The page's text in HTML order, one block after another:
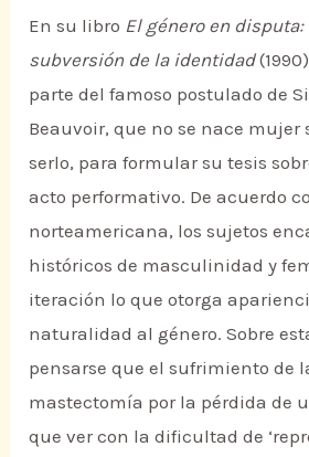
En su libro El género en
subversión de la identidad
parte del famoso postulado de
Beauvoir, que no se nace mujer
serlo, para formular su tesis
acto performativo. De acuerdo
norteamericana, los sujetos
históricos de masculinidad y
iteración lo que otorga
naturalidad al género. Sobre
pensarse que el sufrimiento de
mastectomía por la pérdida de
que ver con la dificultad de